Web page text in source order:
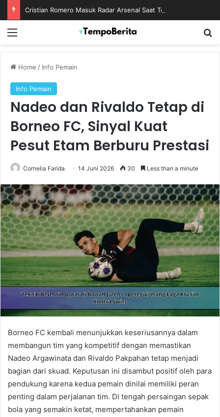
Home / Info Pemain
Info Pemain
Nadeo dan Rivaldo Tetap di
Borneo FC, Sinyal Kuat
Pesut Etam Berburu Prestasi
Cornelia Farida 14 Juni 2026 30 Less than a minute
Borneo FC kembali menunjukkan keseriusannya dalam
membangun tim yang kompetitif dengan memastikan
Nadeo Argawinata dan Rivaldo Pakpahan tetap menjadi
bagian dari skuad. Keputusan ini disambut positif oleh para
pendukung karena kedua pemain dinilai memiliki peran
penting dalam perjalanan tim. Di tengah persaingan sepak
bola yang semakin ketat, mempertahankan pemain